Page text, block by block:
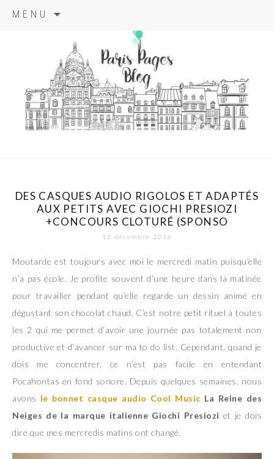
MENU
principal
paris pages
blog
DES CASQUES AUDIO RIGOLOS ET ADAPTÉS
AUX PETITS AVEC GIOCHI PRESIOZI
+CONCOURS CLOTURÉ (SPONSO
12 décembre 2016
Moutarde est toujours avec moi le mercredi matin puisqu’elle
n’a pas école. Je profite souvent d’une heure dans la matinée
pour travailler pendant qu’elle regarde un dessin animé en
dégustant son chocolat chaud. C’est notre petit rituel à toutes
les 2 qui me permet d’avoir une journée pas totalement non
productive et d’avancer sur ma to do list. Cependant, quand je
dois me concentrer, ce n’est pas facile en entendant
Pocahontas en fond sonore. Depuis quelques semaines, nous
avons le bonnet casque audio Cool Music La Reine des
Neiges de la marque italienne Giochi Presiozi et je dois
dire que mes mercredis matins ont changé.